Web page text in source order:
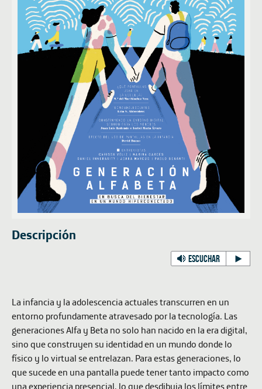
Descripción
ESCUCHAR
La infancia y la adolescencia actuales transcurren en un
entorno profundamente atravesado por la tecnología. Las
generaciones Alfa y Beta no solo han nacido en la era digital,
sino que construyen su identidad en un mundo donde lo
físico y lo virtual se entrelazan. Para estas generaciones, lo
que sucede en una pantalla puede tener tanto impacto como
una experiencia presencial, lo que desdibuja los límites entre